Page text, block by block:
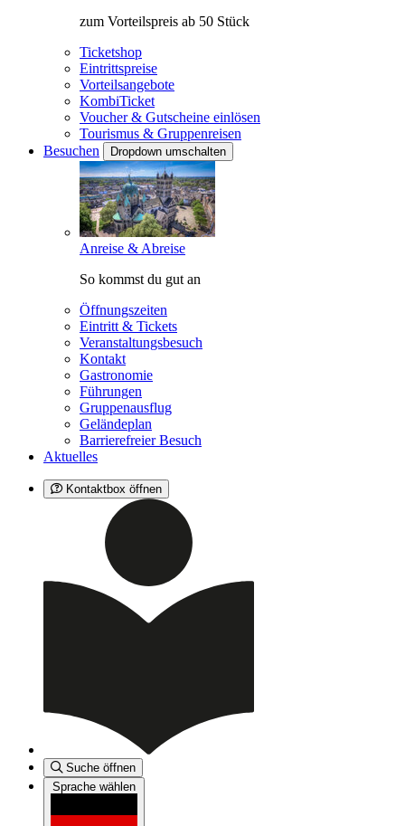
zum Vorteilspreis ab 50 Stück
Ticketshop
Eintrittspreise
Vorteilsangebote
KombiTicket
Voucher & Gutscheine einlösen
Tourismus & Gruppenreisen
Besuchen
Dropdown umschalten
Anreise & Abreise
So kommst du gut an
Öffnungszeiten
Eintritt & Tickets
Veranstaltungsbesuch
Kontakt
Gastronomie
Führungen
Gruppenausflug
Geländeplan
Barrierefreier Besuch
Aktuelles
Kontaktbox öffnen
Suche öffnen
Sprache wählen